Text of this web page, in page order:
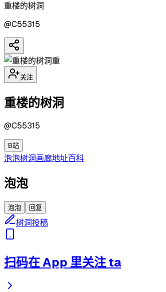
重楼的树洞
@C55315
重
关注
重楼的树洞
@C55315
B站
泡泡树洞画廊地址百科
泡泡
泡泡 回复
树洞投稿
扫码在 App 里关注 ta